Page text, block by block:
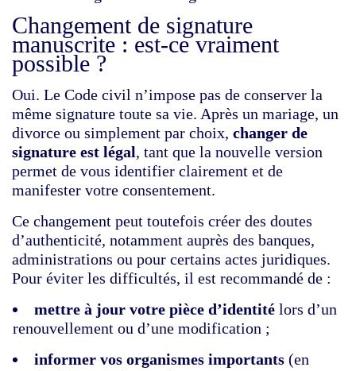
Changement de signature
manuscrite : est‑ce vraiment
possible ?
Oui. Le Code civil n’impose pas de conserver la
même signature toute sa vie. Après un mariage, un
divorce ou simplement par choix, changer de
signature est légal, tant que la nouvelle version
permet de vous identifier clairement et de
manifester votre consentement.
Ce changement peut toutefois créer des doutes
d’authenticité, notamment auprès des banques,
administrations ou pour certains actes juridiques.
Pour éviter les difficultés, il est recommandé de :
mettre à jour votre pièce d’identité lors d’un
renouvellement ou d’une modification ;
informer vos organismes importants (en